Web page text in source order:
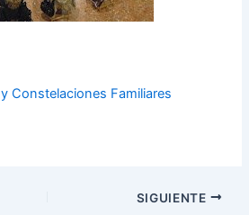
Constelaciones Familiares
SIGUIENTE